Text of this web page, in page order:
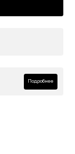
Подробнее